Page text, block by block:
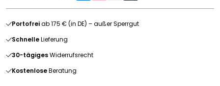
Portofreiab 175 € (in DE) – außer Sperrgut
SchnelleLieferung
30-tägigesWiderrufsrecht
KostenloseBeratung